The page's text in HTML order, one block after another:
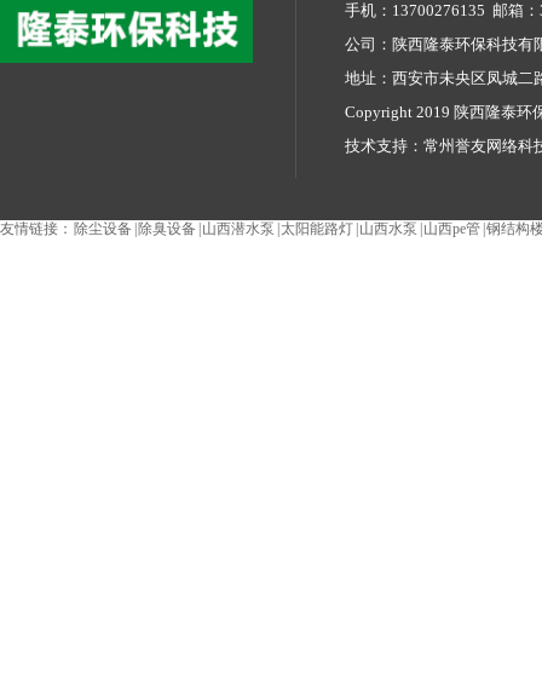
手机：13700276135 邮箱：
公司：陕西隆泰环保科技
地址：西安市未央区凤城二
Copyright 2019 陕西隆泰环
技术支持： 常州誉友网络科
友情链接： 除尘设备 除臭设备 山西潜水泵 太阳能路灯 山西水泵 山西pe管 |钢结构